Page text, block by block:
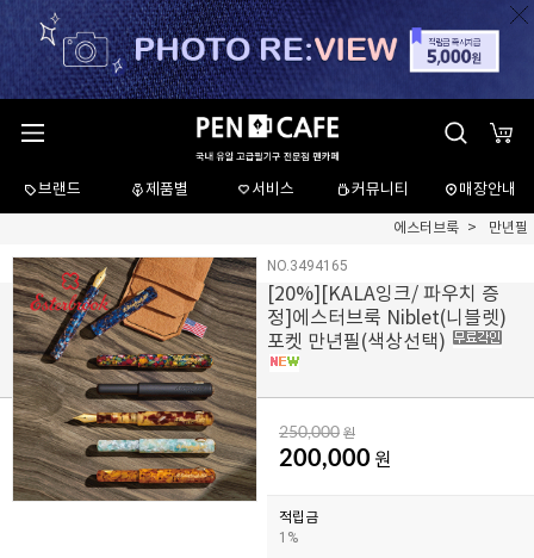
브랜드 제품별 서비스 커뮤니티 매장안내
에스터브룩 만년필
NO.3494165
[20%][KALA잉크/ 파우치 증
정]에스터브룩 Niblet(니블렛)
포켓 만년필(색상선택)
250,000 원
200,000 원
적립금
1%